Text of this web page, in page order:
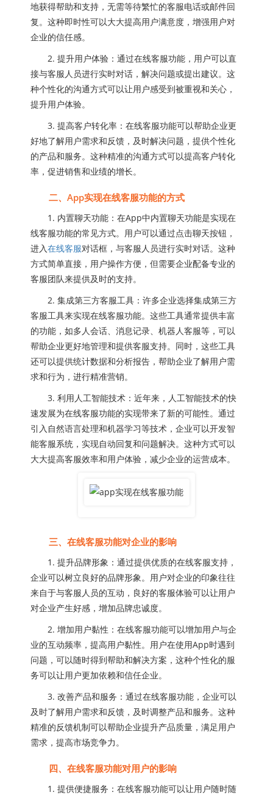
地获得帮助和支持，无需等待繁忙的客服电话或邮件回
复。这种即时性可以大大提高用户满意度，增强用户对
企业的信任感。
2. 提升用户体验：通过在线客服功能，用户可以直
接与客服人员进行实时对话，解决问题或提出建议。这
种个性化的沟通方式可以让用户感受到被重视和关心，
提升用户体验。
3. 提高客户转化率：在线客服功能可以帮助企业更
好地了解用户需求和反馈，及时解决问题，提供个性化
的产品和服务。这种精准的沟通方式可以提高客户转化
率，促进销售和业绩的增长。
二、App实现在线客服功能的方式
1. 内置聊天功能：在App中内置聊天功能是实现在
线客服功能的常见方式。用户可以通过点击聊天按钮，
进入在线客服对话框，与客服人员进行实时对话。这种
方式简单直接，用户操作方便，但需要企业配备专业的
客服团队来提供及时的支持。
2. 集成第三方客服工具：许多企业选择集成第三方
客服工具来实现在线客服功能。这些工具通常提供丰富
的功能，如多人会话、消息记录、机器人客服等，可以
帮助企业更好地管理和提供客服支持。同时，这些工具
还可以提供统计数据和分析报告，帮助企业了解用户需
求和行为，进行精准营销。
3. 利用人工智能技术：近年来，人工智能技术的快
速发展为在线客服功能的实现带来了新的可能性。通过
引入自然语言处理和机器学习等技术，企业可以开发智
能客服系统，实现自动回复和问题解决。这种方式可以
大大提高客服效率和用户体验，减少企业的运营成本。
三、在线客服功能对企业的影响
1. 提升品牌形象：通过提供优质的在线客服支持，
企业可以树立良好的品牌形象。用户对企业的印象往往
来自于与客服人员的互动，良好的客服体验可以让用户
对企业产生好感，增加品牌忠诚度。
2. 增加用户黏性：在线客服功能可以增加用户与企
业的互动频率，提高用户黏性。用户在使用App时遇到
问题，可以随时得到帮助和解决方案，这种个性化的服
务可以让用户更加依赖和信任企业。
3. 改善产品和服务：通过在线客服功能，企业可以
及时了解用户需求和反馈，及时调整产品和服务。这种
精准的反馈机制可以帮助企业提升产品质量，满足用户
需求，提高市场竞争力。
四、在线客服功能对用户的影响
1. 提供便捷服务：在线客服功能可以让用户随时随